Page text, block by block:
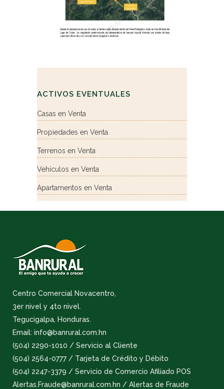
ACTIVOS EVENTUALES
Casas en Venta
Propiedades en Venta
Terrenos en Venta
Vehículos en Venta
Apartamentos en Venta
Centro Comercial Novacentro,
3er nivel y 4to nivel.
Tegucigalpa, Honduras.
Email: info@banrural.com.hn
(504) 2290-1010 / Servicio al Cliente
(504) 2564-0777 / Tarjeta de Crédito y Débito
(504) 2247-3379 / Servicio de Comercio Afiliado POS
Alertas.Fraude@banrural.com.hn / Alertas de Fraude